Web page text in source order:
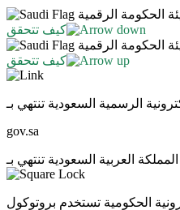
الرقمية
كيف تتحقق
الرقمية
كيف تتحقق
الرسمية السعودية تنتهي بـ
gov.sa
الحكومية تستخدم بروتوكول